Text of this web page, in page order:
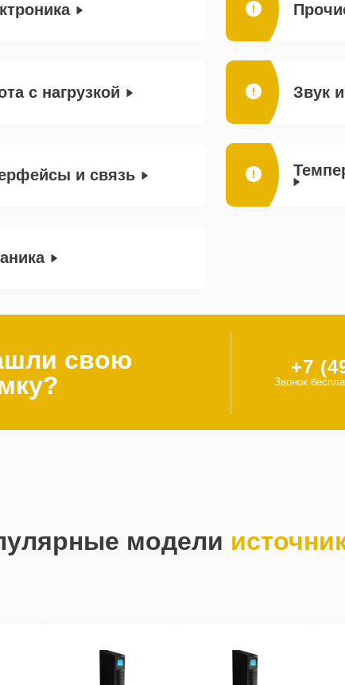
с нагрузкой Звук
и связь
свою
+7
Звонок
модели